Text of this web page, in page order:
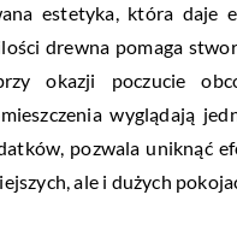
estetyka, która daje
drewna pomaga
okazji poczucie
wyglądają
pozwala uniknąć
ale i dużych